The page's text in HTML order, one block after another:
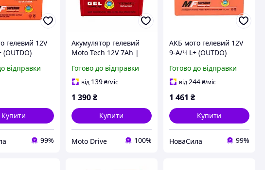
гелевий 12V
BS GEL,
відправки
Купити
99%
Акумулятор гелевий
Moto Tech 12V 7Ah |
А·год 113×68×105 мм
Готово до відправки
від 139 ₴/міс
1 390 ₴
Купити
Moto Drive 100%
АКБ мото гелевий 12V
9-А/Ч L+ (OUTDO)
,YTX 9-BS,
Готово до відправки
від244₴/міс
1 461 ₴
Купити
НоваСила 99%